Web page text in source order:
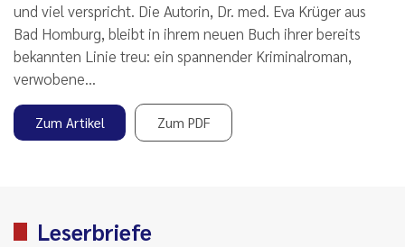
und viel verspricht. Die Autorin, Dr. med. Eva Krüger aus
Bad Homburg, bleibt in ihrem neuen Buch ihrer bereits
bekannten Linie treu: ein spannender Kriminalroman,
verwobene…
Zum Artikel Zum PDF
Leserbriefe